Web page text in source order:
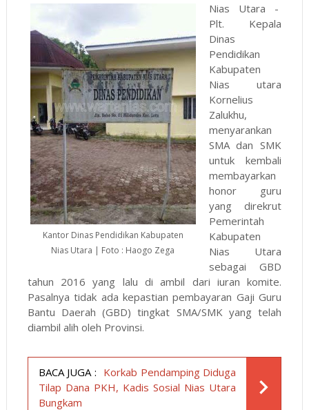
Kantor Dinas Pendidikan Kabupaten
Nias Utara | Foto : Haogo Zega
Nias Utara -
Plt. Kepala
Dinas
Pendidikan
Kabupaten
Nias utara
Kornelius
Zalukhu,
menyarankan
SMA dan SMK
untuk kembali
membayarkan
honor guru
yang direkrut
Pemerintah
Kabupaten
Nias Utara
sebagai GBD
tahun 2016 yang lalu di ambil dari iuran komite.
Pasalnya tidak ada kepastian pembayaran Gaji Guru
Bantu Daerah (GBD) tingkat SMA/SMK yang telah
diambil alih oleh Provinsi.
BACA JUGA : Korkab Pendamping Diduga
Tilap Dana PKH, Kadis Sosial Nias Utara
Bungkam